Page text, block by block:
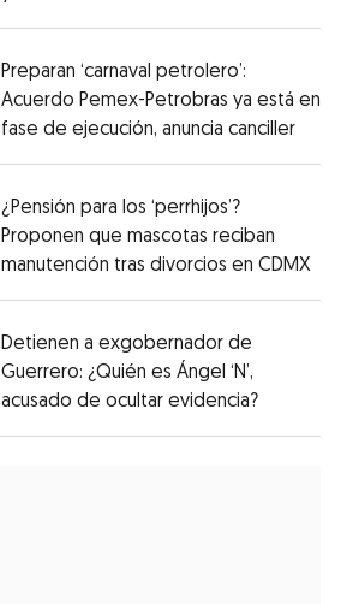
Preparan ‘carnaval petrolero’:
Acuerdo Pemex-Petrobras ya está en
fase de ejecución, anuncia canciller
¿Pensión para los ‘perrhijos’?
Proponen que mascotas reciban
manutención tras divorcios en CDMX
Detienen a exgobernador de
Guerrero: ¿Quién es Ángel ‘N’,
acusado de ocultar evidencia?